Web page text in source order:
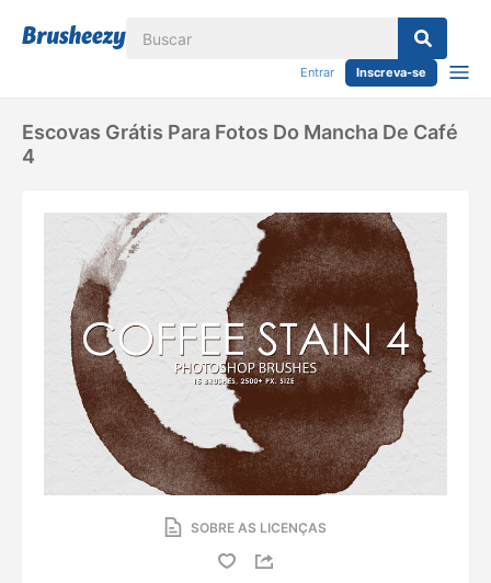
Entrar Inscreva-se
Escovas Grátis Para Fotos Do Mancha De Café
4
SOBRE AS LICENÇAS